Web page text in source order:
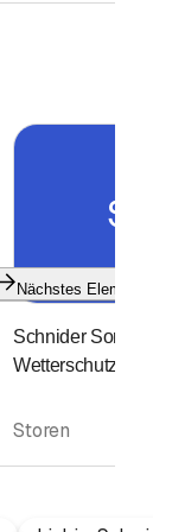
SS
Schnider Sonnen-
Wetterschutz AG
Storen
Nächstes Element